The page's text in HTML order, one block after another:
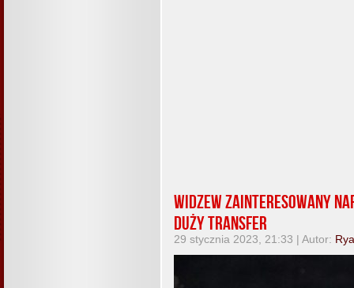
Widzew zainteresowany
duży transfer
29 stycznia 2023, 21:33 | Autor: